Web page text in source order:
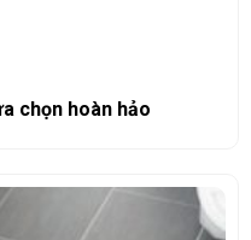
chọn hoàn hảo